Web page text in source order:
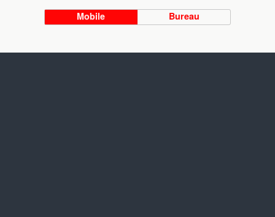
Mobile Bureau